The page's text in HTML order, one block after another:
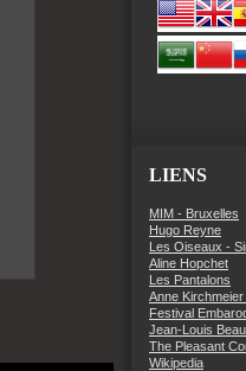
LIENS
MIM - Bruxelles
Hugo Reyne
Les Oiseaux -
Aline Hopchet
Les Pantalons
Anne
Festival
Jean-Louis
The Pleasant
Wikipedia